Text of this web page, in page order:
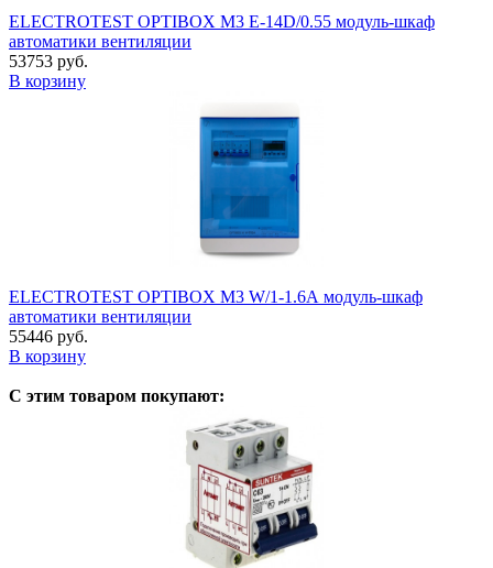
ELECTROTEST OPTIBOX M3 E-14D/0.55 модуль-шкаф
автоматики вентиляции
53753 руб.
В корзину
ELECTROTEST OPTIBOX M3 W/1-1.6А модуль-шкаф
автоматики вентиляции
55446 руб.
В корзину
С этим товаром покупают: